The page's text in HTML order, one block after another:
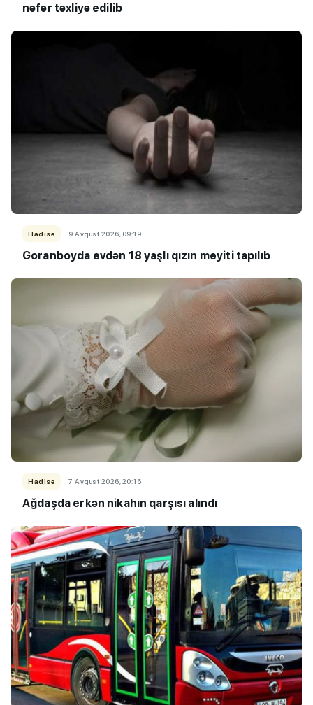
nəfər təxliyə edilib
Hadisə 9 Avqust 2026, 09:19
Goranboyda evdən 18 yaşlı qızın meyiti tapılıb
Hadisə 7 Avqust 2026, 20:16
Ağdaşda erkən nikahın qarşısı alındı